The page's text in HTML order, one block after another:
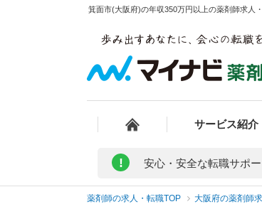
箕面市(大阪府)の年収350万円以上の薬剤師求人
サービス紹介
! 安心・安全な転職サポ
薬剤師の求人・転職TOP 大阪府の薬剤師